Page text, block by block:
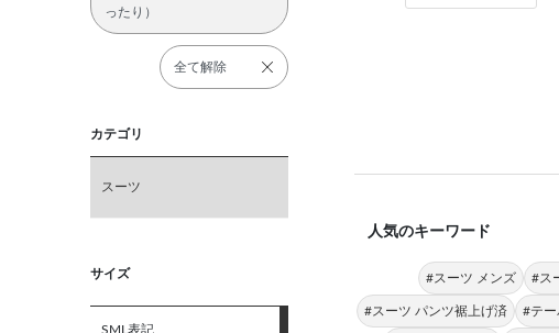
ったり）
全て解除
カテゴリ
スーツ
サイズ
SML表記
人気のキーワード
#スーツ メンズ #ス
#スーツ パンツ裾上げ済 #テー